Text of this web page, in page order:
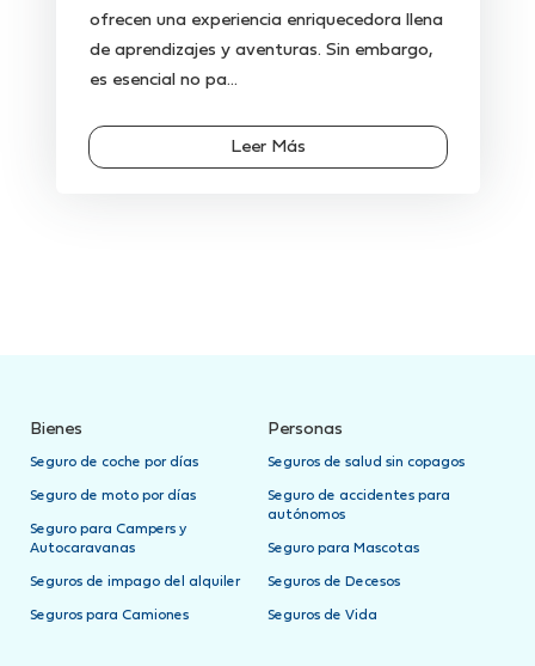
ofrecen una experiencia enriquecedora llena
de aprendizajes y aventuras. Sin embargo,
es esencial no pa...
Leer Más
Bienes
Seguro de coche por días
Seguro de moto por días
Seguro para Campers y
Autocaravanas
Seguros de impago del alquiler
Seguros para Camiones
Personas
Seguros de salud sin copagos
Seguro de accidentes para
autónomos
Seguro para Mascotas
Seguros de Decesos
Seguros de Vida